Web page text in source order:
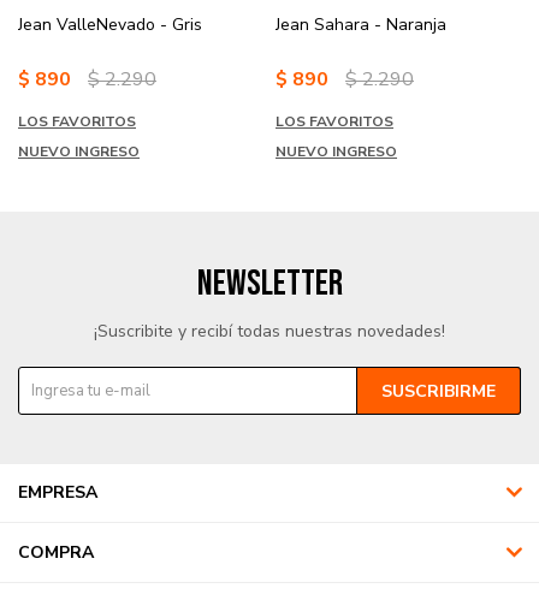
Jean ValleNevado - Gris
$ 890 $2.290
LOS FAVORITOS
NUEVO INGRESO
Jean Sahara - Naranja
$ 890 $2.290
LOS FAVORITOS
NUEVO INGRESO
EMPRESA
COMPRA
NEWSLETTER
¡Suscribite y recibí todas nuestras novedades!
SUSCRIBIRME